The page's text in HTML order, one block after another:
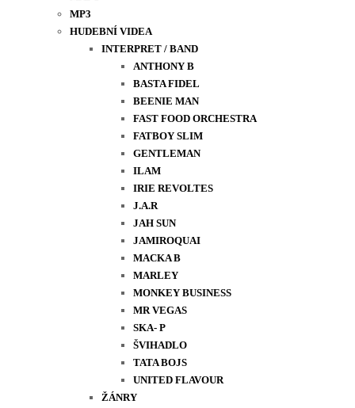
MP3
HUDEBNÍ VIDEA
INTERPRET / BAND
ANTHONY B
BASTA FIDEL
BEENIE MAN
FAST FOOD ORCHESTRA
FATBOY SLIM
GENTLEMAN
ILAM
IRIE REVOLTES
J.A.R
JAH SUN
JAMIROQUAI
MACKA B
MARLEY
MONKEY BUSINESS
MR VEGAS
SKA- P
ŠVIHADLO
TATA BOJS
UNITED FLAVOUR
ŽÁNRY